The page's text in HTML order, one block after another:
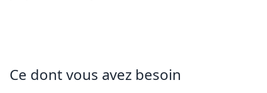
Ce dont vous avez besoin